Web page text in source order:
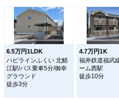
6.5万円1LDK
ハピラインふくい 北鯖
江駅/バス乗車5分/御幸
グラウンド
徒歩3分
4.7万円1K
福井鉄道福武
ーム西駅
徒歩10分